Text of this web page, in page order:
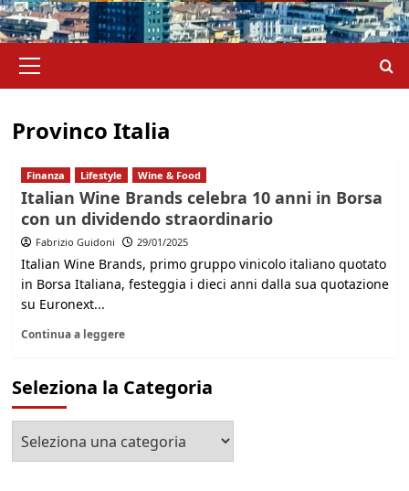
principale
Provinco Italia
Finanza Lifestyle Wine & Food
Italian Wine Brands celebra 10 anni in Borsa
con un dividendo straordinario
Fabrizio Guidoni 29/01/2025
Italian Wine Brands, primo gruppo vinicolo italiano quotato
in Borsa Italiana, festeggia i dieci anni dalla sua quotazione
su Euronext...
Continua a leggere
Seleziona la Categoria
la